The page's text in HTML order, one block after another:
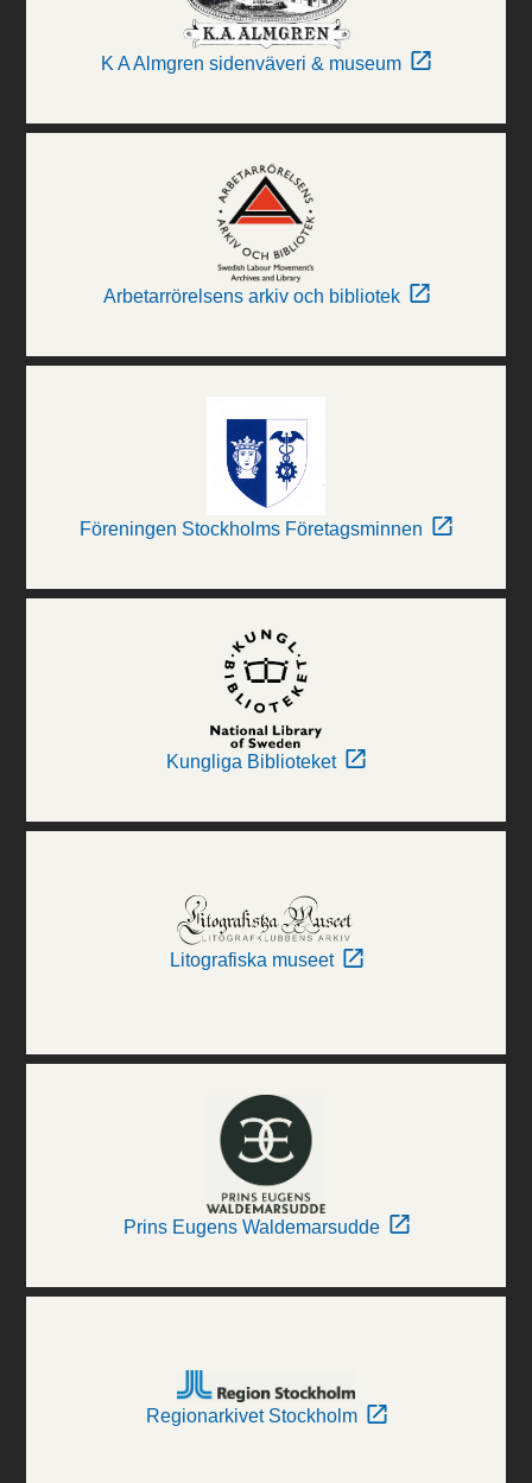
K A Almgren sidenväveri & museum
Arbetarrörelsens arkiv och bibliotek
Föreningen Stockholms Företagsminnen
Kungliga Biblioteket
Litografiska museet
Prins Eugens Waldemarsudde
Regionarkivet Stockholm